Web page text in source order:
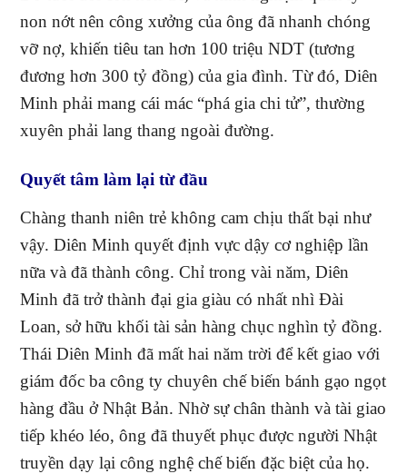
non nớt nên công xưởng của ông đã nhanh chóng
vỡ nợ, khiến tiêu tan hơn 100 triệu NDT (tương
đương hơn 300 tỷ đồng) của gia đình. Từ đó, Diên
Minh phải mang cái mác “phá gia chi tử”, thường
xuyên phải lang thang ngoài đường.
Quyết tâm làm lại từ đầu
Chàng thanh niên trẻ không cam chịu thất bại như
vậy. Diên Minh quyết định vực dậy cơ nghiệp lần
nữa và đã thành công. Chỉ trong vài năm, Diên
Minh đã trở thành đại gia giàu có nhất nhì Đài
Loan, sở hữu khối tài sản hàng chục nghìn tỷ đồng.
Thái Diên Minh đã mất hai năm trời để kết giao với
giám đốc ba công ty chuyên chế biến bánh gạo ngọt
hàng đầu ở Nhật Bản. Nhờ sự chân thành và tài giao
tiếp khéo léo, ông đã thuyết phục được người Nhật
truyền dạy lại công nghệ chế biến đặc biệt của họ.